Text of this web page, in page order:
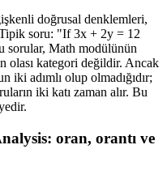
doğrusal denklemleri,
soru: "If 3x + 2y = 12
sorular, Math modülünün
olası kategori değildir. Ancak
iki adımlı olup olmadığıdır;
iki katı zaman alır. Bu
oran, orantı ve